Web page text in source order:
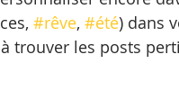
#rêve, #été) dans
trouver les posts